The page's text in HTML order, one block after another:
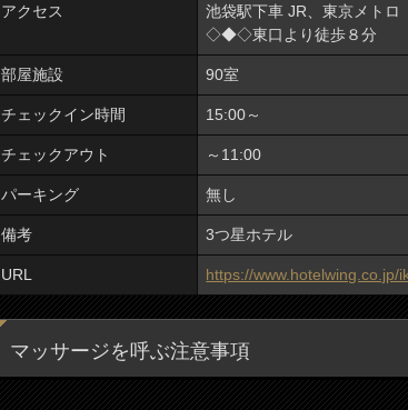
アクセス
池袋駅下車 JR、東京メトロ
◇◆◇東口より徒歩８分
部屋施設 90室
チェックイン時間 15:00～
チェックアウト ～11:00
パーキング 無し
備考 3つ星ホテル
URL https://www.hotelwing.co.jp/
マッサージを呼ぶ注意事項